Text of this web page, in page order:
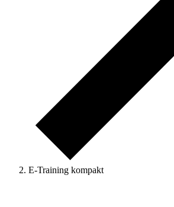
E-Training kompakt